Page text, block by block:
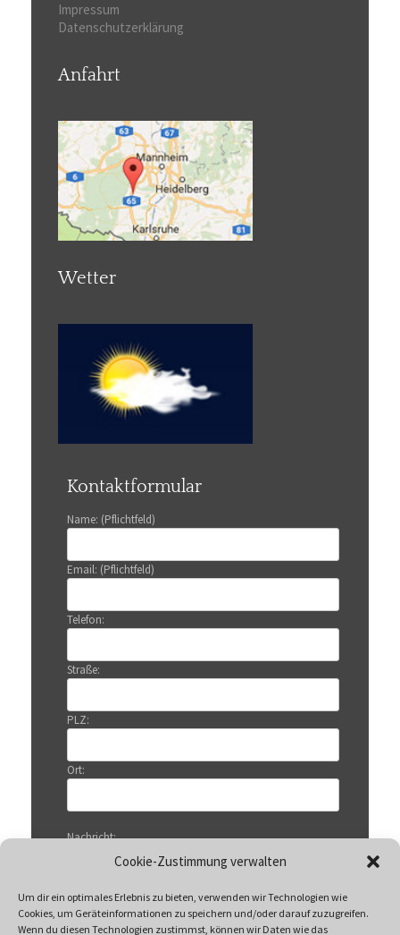
Cookie-Zustimmung verwalten
Um dir ein optimales Erlebnis zu bieten, verwenden wir Technologien wie
Cookies, um Geräteinformationen zu speichern und/oder darauf zuzugreifen.
Wenn du diesen Technologien zustimmst, können wir Daten wie das
Impressum
Datenschutzerklärung
Anfahrt
Wetter
Kontaktformular
Name: (Pflichtfeld)
Email: (Pflichtfeld)
Telefon:
Straße:
PLZ:
Ort:
Nachricht: